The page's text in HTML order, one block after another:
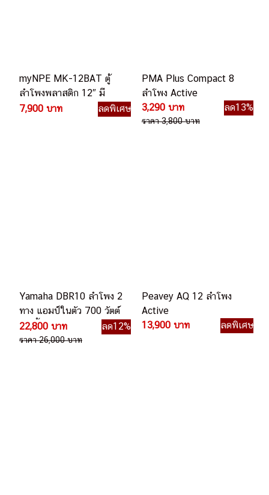
myNPE MK-12BAT ตู้
ลำโพงพลาสติก 12″ มี
แอมป์+ไมค์ลอย
7,900 บาท ลดพิเศษ
PMA Plus Compact 8
ลำโพง Active
3,290 บาท
ลด13%
ราคา 3,800 บาท
Yamaha DBR10 ลำโพง 2
ทาง แอมป์ในตัว 700 วัตต์
10 นิ้ว
22,800 บาท ลด12%
ราคา 26,000 บาท
Peavey AQ 12 ลำโพง
Active
13,900 บาท
ลดพิเศษ